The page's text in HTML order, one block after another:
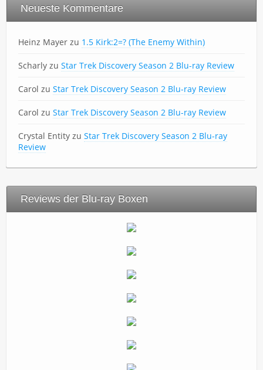
Neueste Kommentare
Heinz Mayer zu 1.5 Kirk:2=? (The Enemy Within)
Scharly zu Star Trek Discovery Season 2 Blu-ray Review
Carol zu Star Trek Discovery Season 2 Blu-ray Review
Carol zu Star Trek Discovery Season 2 Blu-ray Review
Crystal Entity zu Star Trek Discovery Season 2 Blu-ray
Review
Reviews der Blu-ray Boxen